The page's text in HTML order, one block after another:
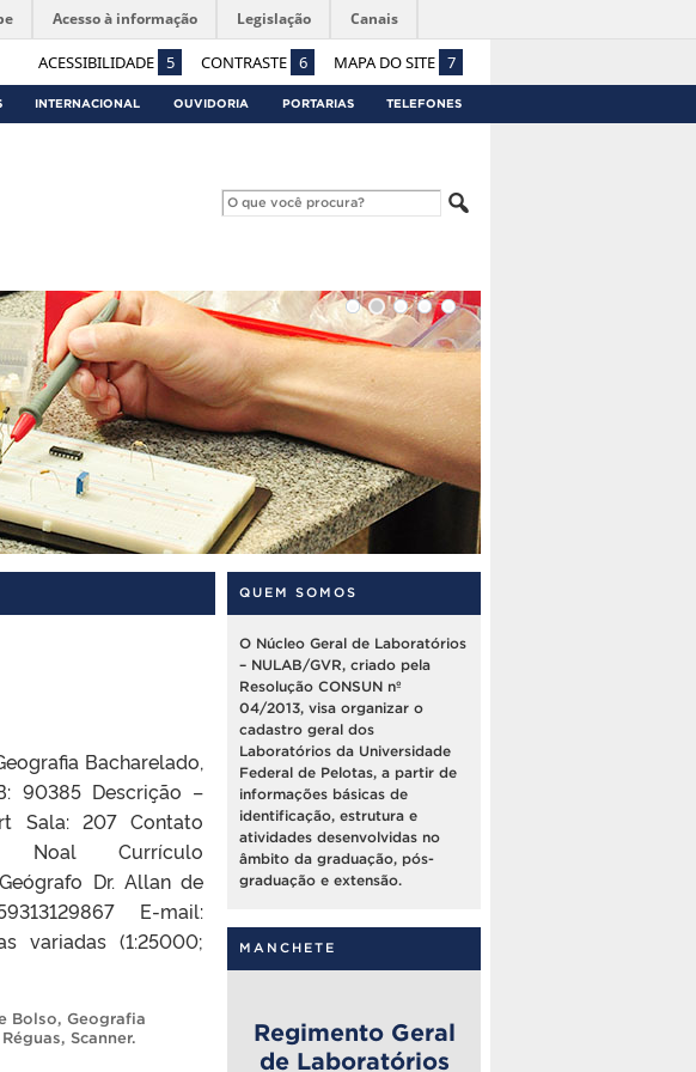
ACESSIBILIDADE 5 CONTRASTE 6 MAPA DO SITE 7
Acesso à informação Legislação Canais
INTERNACIONAL OUVIDORIA PORTARIAS TELEFONES
Bacharelado,
90385 Descrição –
Sala: 207 Contato
Noal Currículo
Dr. Allan de
E-mail:
variadas (1:25000;
Bolso, Geografia
Réguas, Scanner.
QUEM SOMOS
O Núcleo Geral de Laboratórios
– NULAB/GVR, criado pela
Resolução CONSUN nº
04/2013, visa organizar o
cadastro geral dos
Laboratórios da Universidade
Federal de Pelotas, a partir de
informações básicas de
identificação, estrutura e
atividades desenvolvidas no
âmbito da graduação, pós-
graduação e extensão.
MANCHETE
Regimento Geral
de Laboratórios